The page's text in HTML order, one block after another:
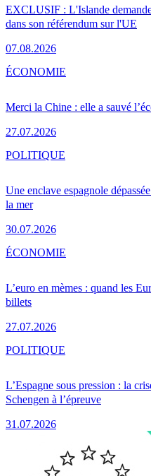
EXCLUSIF : L'Islande
dans son référendum sur l'UE
07.08.2026
Merci la Chine : elle a sauvé
27.07.2026
ÉCONOMIE
Une enclave espagnole
la mer
30.07.2026
POLITIQUE
L’euro en mèmes : quand les
billets
27.07.2026
ÉCONOMIE
L’Espagne sous pression : la
Schengen à l’épreuve
31.07.2026
POLITIQUE